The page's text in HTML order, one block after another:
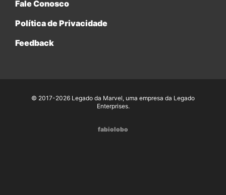
Fale Conosco
Política de Privacidade
Feedback
© 2017-2026 Legado da Marvel, uma empresa da Legado
Enterprises.
fabiolobo